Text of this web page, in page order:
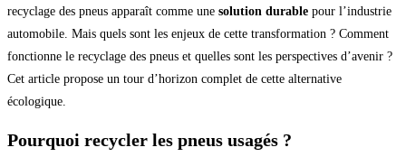
recyclage des pneus apparaît comme une solution durable pour l’industrie
automobile. Mais quels sont les enjeux de cette transformation ? Comment
fonctionne le recyclage des pneus et quelles sont les perspectives d’avenir ?
Cet article propose un tour d’horizon complet de cette alternative
écologique.
Pourquoi recycler les pneus usagés ?